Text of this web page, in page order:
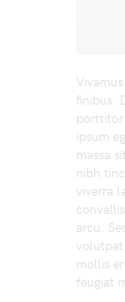
finibus.
porttitor
ipsum
massa
nibh
viverra
arcu.
mollis
feugiat